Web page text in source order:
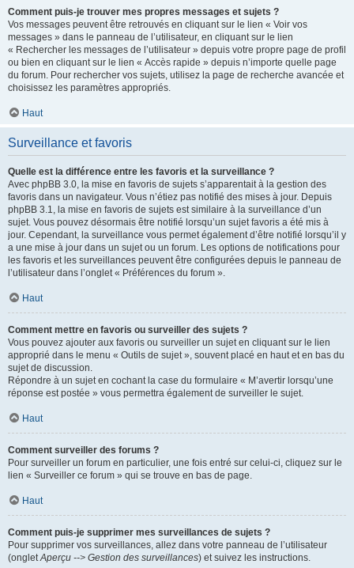
Comment puis-je trouver mes propres messages et sujets ?
Vos messages peuvent être retrouvés en cliquant sur le lien « Voir vos
messages » dans le panneau de l’utilisateur, en cliquant sur le lien
« Rechercher les messages de l’utilisateur » depuis votre propre page de profil
ou bien en cliquant sur le lien « Accès rapide » depuis n’importe quelle page
du forum. Pour rechercher vos sujets, utilisez la page de recherche avancée et
choisissez les paramètres appropriés.
Haut
Surveillance et favoris
Quelle est la différence entre les favoris et la surveillance ?
Avec phpBB 3.0, la mise en favoris de sujets s’apparentait à la gestion des
favoris dans un navigateur. Vous n’étiez pas notifié des mises à jour. Depuis
phpBB 3.1, la mise en favoris de sujets est similaire à la surveillance d’un
sujet. Vous pouvez désormais être notifié lorsqu’un sujet favoris a été mis à
jour. Cependant, la surveillance vous permet également d’être notifié lorsqu’il y
a une mise à jour dans un sujet ou un forum. Les options de notifications pour
les favoris et les surveillances peuvent être configurées depuis le panneau de
l’utilisateur dans l’onglet « Préférences du forum ».
Haut
Comment mettre en favoris ou surveiller des sujets ?
Vous pouvez ajouter aux favoris ou surveiller un sujet en cliquant sur le lien
approprié dans le menu « Outils de sujet », souvent placé en haut et en bas du
sujet de discussion.
Répondre à un sujet en cochant la case du formulaire « M’avertir lorsqu’une
réponse est postée » vous permettra également de surveiller le sujet.
Haut
Comment surveiller des forums ?
Pour surveiller un forum en particulier, une fois entré sur celui-ci, cliquez sur le
lien « Surveiller ce forum » qui se trouve en bas de page.
Haut
Comment puis-je supprimer mes surveillances de sujets ?
Pour supprimer vos surveillances, allez dans votre panneau de l’utilisateur
(ongletAperçu --> Gestion des surveillances) et suivez les instructions.